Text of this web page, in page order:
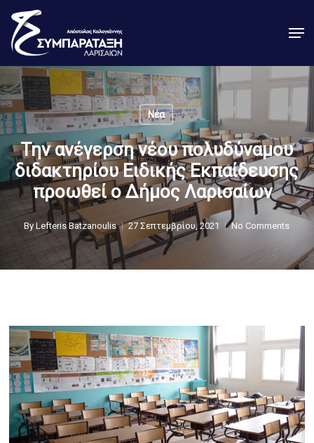
main
Νέα
Την ανέγερση νέου πολυδύναμου
διδακτηρίου Ειδικής Εκπαίδευσης
προωθεί ο Δήμος Λαρισαίων
By Lefteris Batzanoulis 27 Σεπτεμβρίου, 2021 No Comments